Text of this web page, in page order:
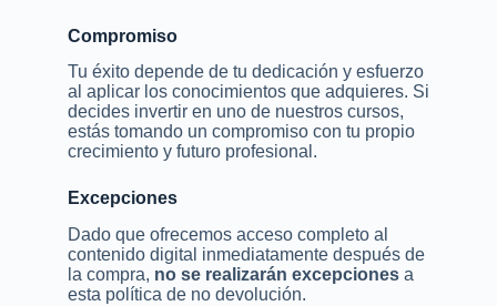
Compromiso
Tu éxito depende de tu dedicación y esfuerzo
al aplicar los conocimientos que adquieres. Si
decides invertir en uno de nuestros cursos,
estás tomando un compromiso con tu propio
crecimiento y futuro profesional.
Excepciones
Dado que ofrecemos acceso completo al
contenido digital inmediatamente después de
la compra, no se realizarán excepcionesa
esta política de no devolución.